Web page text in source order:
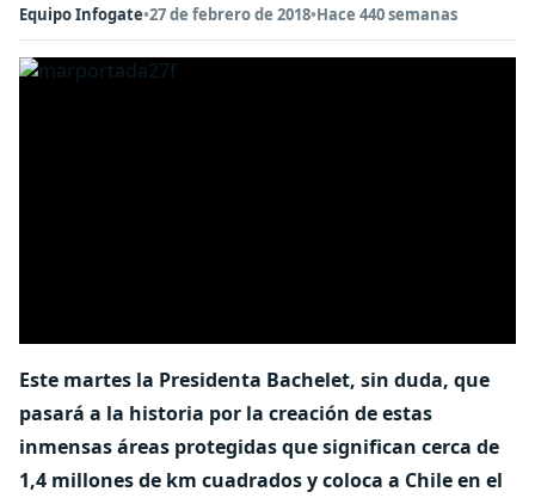
Equipo Infogate•27 de febrero de 2018•Hace 440 semanas
Este martes la Presidenta Bachelet, sin duda, que
pasará a la historia por la creación de estas
inmensas áreas protegidas que significan cerca de
1,4 millones de km cuadrados y coloca a Chile en el